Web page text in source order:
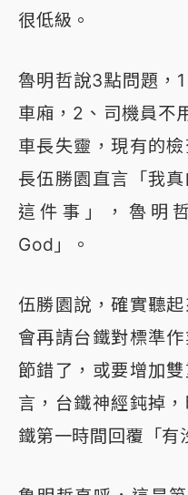
很低級。
魯明哲說3點問題，
車廂，2、司機員不
車長失靈，現有的
長伍勝園直言「我
這件事」，魯明
God」。
伍勝園說，確實聽
會再請台鐵對標準
節錯了，或要增加
言，台鐵神經鈍掉
鐵第一時間回覆「有